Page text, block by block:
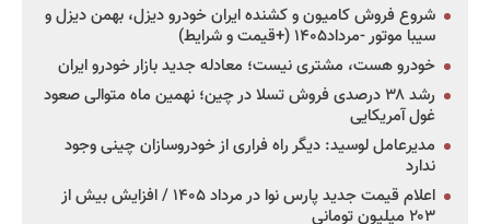
شروع فروش کامیون و کشنده ایران خودرو دیزل، بهمن دیزل و
سیبا موتور -مرداد۱۴۰۵ (+قیمت و شرایط)
خودرو هست، مشتری نیست؛ معادله جدید بازار خودرو ایران
رشد ۳۸ درصدی فروش تسلا در چین؛ نهمین ماه متوالی صعود
غول آمریکایی
مدیرعامل لوسید: دیگر راه فراری از خودروسازان چینی وجود
ندارد
اعلام قیمت جدید پارس نوا در مرداد ۱۴۰۵ / افزایش بیش از
۲۰۳ میلیون تومانی